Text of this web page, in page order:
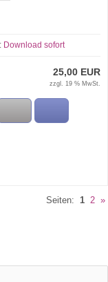
Download sofort
25,00 EUR
zzgl. 19 % MwSt.
Seiten: 1 2 »